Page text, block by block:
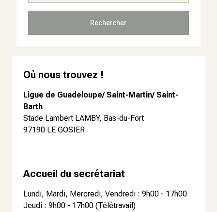
Rechercher
Où nous trouvez !
Ligue de Guadeloupe/ Saint-Martin/ Saint-
Barth
Stade Lambert LAMBY, Bas-du-Fort
97190 LE GOSIER
Accueil du secrétariat
Lundi, Mardi, Mercredi, Vendredi : 9h00 - 17h00
Jeudi : 9h00 - 17h00 (Télétravail)